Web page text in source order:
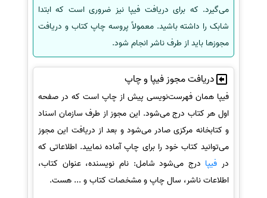
می‌گیرد. که برای دریافت فیپا نیز ضروری است که ابتدا
شابک را داشته باشید. معمولاً پروسه چاپ کتاب و دریافت
مجوزها باید از طرف ناشر انجام شود.
دریافت مجوز فیپا و چاپ
فیپا همان فهرست‌نویسی پیش از چاپ است که در صفحه
اول هر کتاب درج می‌شود. این مجوز از طرف سازمان اسناد
و کتابخانه مرکزی صادر می‌شود و بعد از دریافت این مجوز
می‌توانید کتاب خود را برای چاپ آماده نمایید. اطلاعاتی که
در فیپا درج می‌شود شامل: نام نویسنده، عنوان کتاب،
اطلاعات ناشر، سال چاپ و مشخصات کتاب و ... هست.